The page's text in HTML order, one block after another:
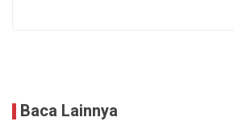
Baca Lainnya